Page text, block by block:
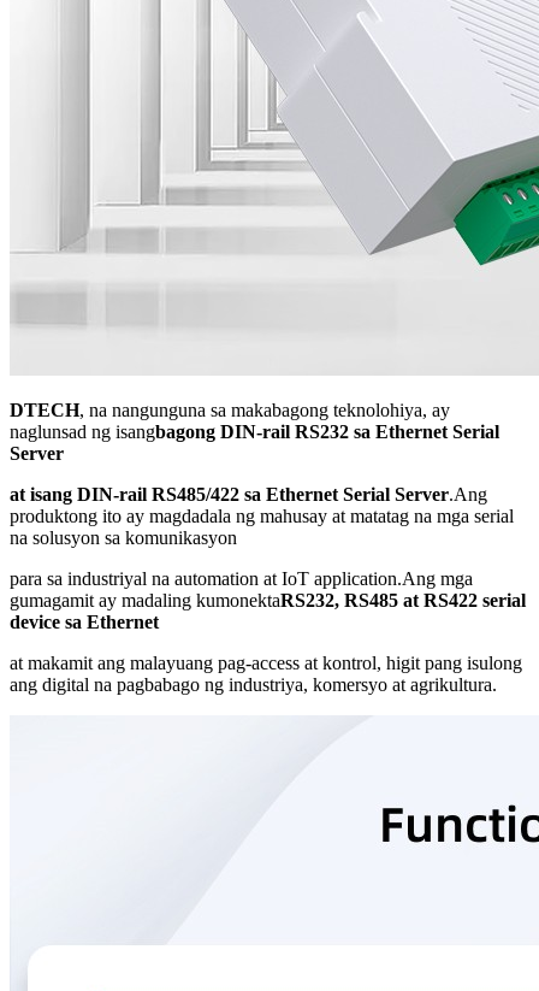
DTECH, na nangunguna sa makabagong teknolohiya, ay
naglunsad ng isangbagong DIN-rail RS232 sa Ethernet Serial
Server
at isang DIN-rail RS485/422 sa Ethernet Serial Server.Ang
produktong ito ay magdadala ng mahusay at matatag na mga serial
na solusyon sa komunikasyon
para sa industriyal na automation at IoT application.Ang mga
gumagamit ay madaling kumonektaRS232, RS485 at RS422 serial
device sa Ethernet
at makamit ang malayuang pag-access at kontrol, higit pang isulong
ang digital na pagbabago ng industriya, komersyo at agrikultura.